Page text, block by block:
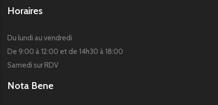
Horaires
Du lundi au vendredi
De 9:00 à 12:00 et de 14h30 à 18:00
Samedi sur RDV
Nota Bene